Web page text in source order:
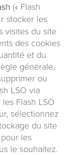
(« Flash
stocker les
visites du site
des cookies
et du
générale,
ou
LSO via
Flash LSO
sélectionnez
du site
les
le souhaitez.